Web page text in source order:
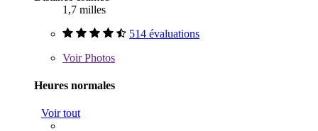
1,7 milles
514 évaluations
VoirPhotos
Heures normales
Voir tout